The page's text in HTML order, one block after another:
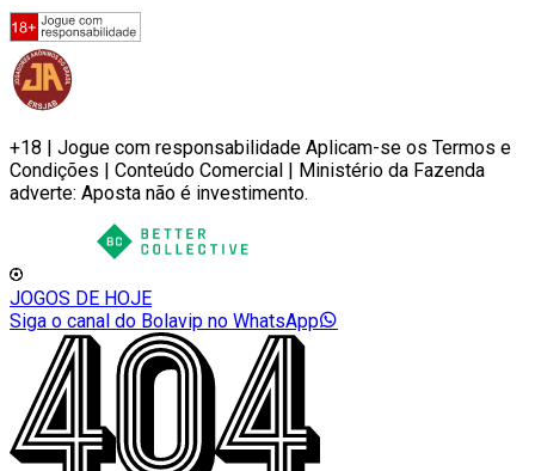
+18 | Jogue com responsabilidade Aplicam-se os Termos e
Condições | Conteúdo Comercial | Ministério da Fazenda
adverte: Aposta não é investimento.
JOGOS DE HOJE
Siga o canal do Bolavip no WhatsApp